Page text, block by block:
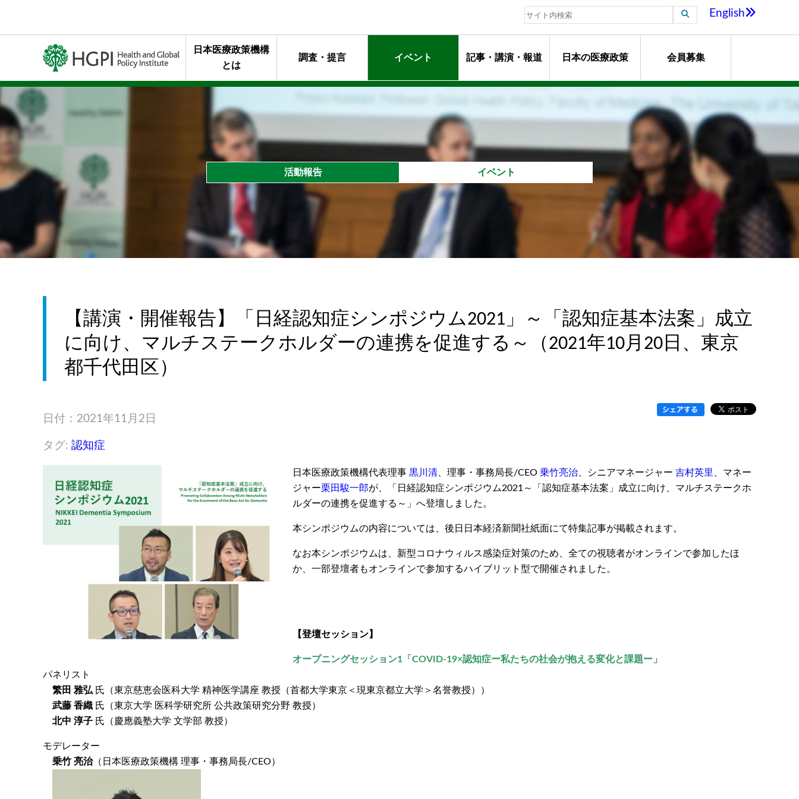
English
日本医療政策機構
とは
ミッション・行動指針
代表理事メッセージ
終身名誉チェアマンメッセージ
組織概要
年報・最近の活動
HGPIを支えるプロフェッショナル達
スタッフの声
HGPIのあゆみ
黒川清賞
調査・提言 イベント 記事・講演・報道 日本の医療政策 会員募集
活動報告 イベント
【講演・開催報告】「日経認知症シンポジウム2021」～「認知症基本法案」成立
に向け、マルチステークホルダーの連携を促進する～（2021年10月20日、東京
都千代田区）
日付：2021年11月2日
タグ: 認知症
日本医療政策機構代表理事 黒川清、理事・事務局長/CEO 乗竹亮治、シニアマネージャー 吉村英里 、マネー
ジャー栗田駿一郎が、「日経認知症シンポジウム2021～「認知症基本法案」成立に向け、マルチステークホ
ルダーの連携を促進する～」へ登壇しました。
本シンポジウムの内容については、後日日本経済新聞社紙面にて特集記事が掲載されます。
なお本シンポジウムは、新型コロナウィルス感染症対策のため、全ての視聴者がオンラインで参加したほ
か、一部登壇者もオンラインで参加するハイブリット型で開催されました。
【登壇セッション】
オープニングセッション1「COVID-19×認知症ー私たちの社会が抱える変化と課題ー」
パネリスト
繁田 雅弘 氏（東京慈恵会医科大学 精神医学講座 教授（首都大学東京＜現東京都立大学＞名誉教授））
武藤 香織 氏（東京大学 医科学研究所 公共政策研究分野 教授）
北中 淳子 氏（慶應義塾大学 文学部 教授）
モデレーター
乗竹 亮治（日本医療政策機構 理事・事務局長/CEO）